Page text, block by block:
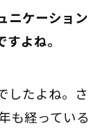
ニケーション
よね。
したよね。さ
も経っている